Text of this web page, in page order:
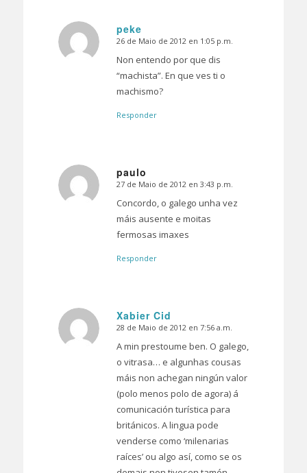
peke
Dice:
26 de Maio de 2012 en 1:05 p.m.
Non entendo por que dis
“machista”. En que ves ti o
machismo?
Responder
paulo
Dice:
27 de Maio de 2012 en 3:43 p.m.
Concordo, o galego unha vez
máis ausente e moitas
fermosas imaxes
Responder
Xabier Cid
Dice:
28 de Maio de 2012 en 7:56 a.m.
A min prestoume ben. O galego,
o vitrasa… e algunhas cousas
máis non achegan ningún valor
(polo menos polo de agora) á
comunicación turística para
británicos. A lingua pode
venderse como ‘milenarias
raíces’ ou algo así, como se os